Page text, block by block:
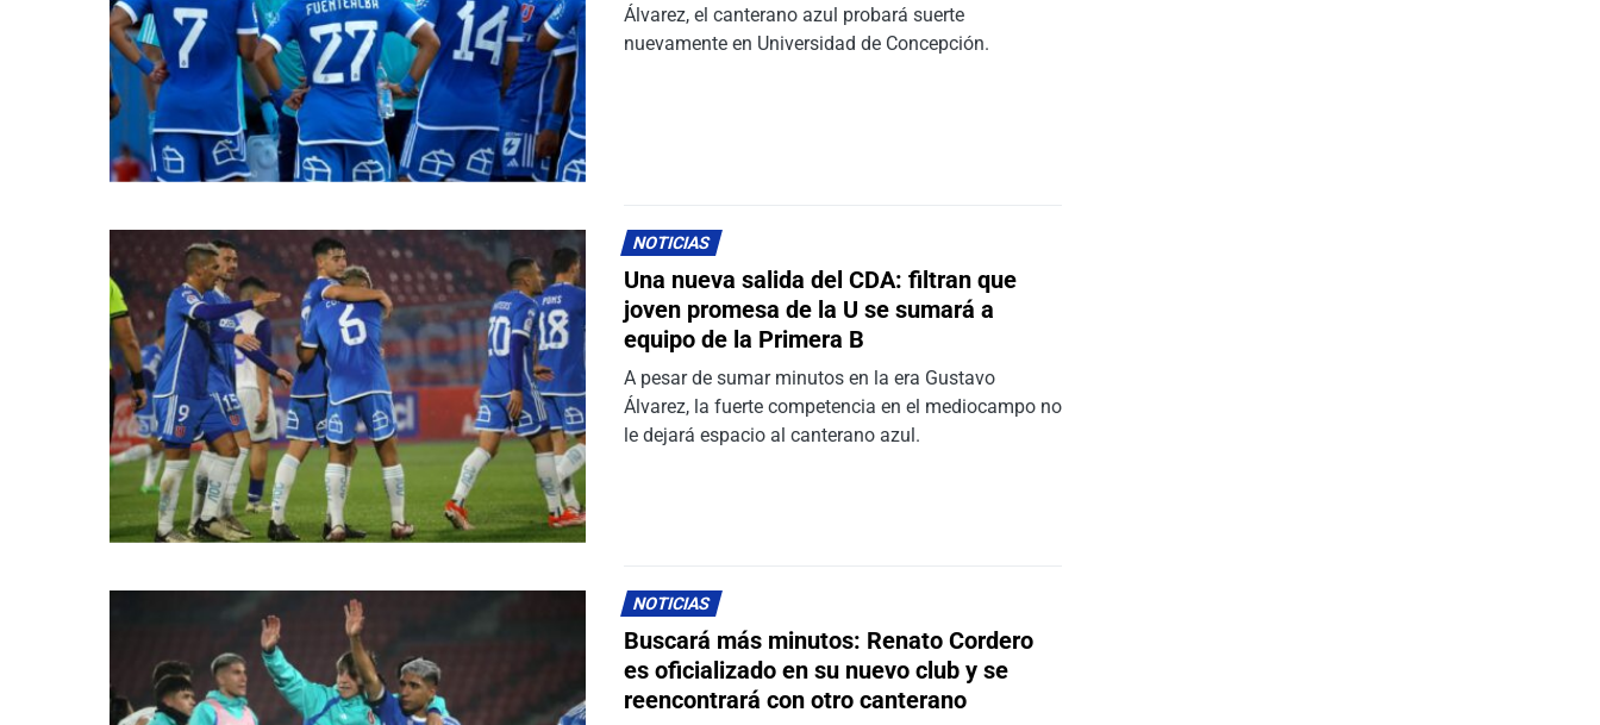
Álvarez, el canterano azul probará suerte
nuevamente en Universidad de Concepción.
NOTICIAS
Una nueva salida del CDA: filtran que
joven promesa de la U se sumará a
equipo de la Primera B
A pesar de sumar minutos en la era Gustavo
Álvarez, la fuerte competencia en el mediocampo no
le dejará espacio al canterano azul.
NOTICIAS
Buscará más minutos: Renato Cordero
es oficializado en su nuevo club y se
reencontrará con otro canterano